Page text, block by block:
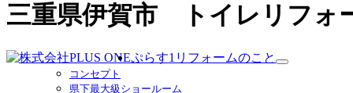
三重県伊賀市 トイレリフォ
ぷらす1リフォームのこと
サ
コンセプト
県下最大級ショールーム